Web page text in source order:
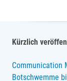
Kürzlich
Communication
Botschwemme